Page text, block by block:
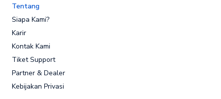
Tentang
Siapa Kami?
Karir
Kontak Kami
Tiket Support
Partner & Dealer
Kebijakan Privasi